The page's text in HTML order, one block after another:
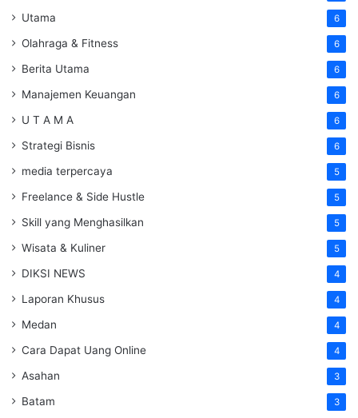
Utama 6
Olahraga & Fitness 6
Berita Utama 6
Manajemen Keuangan 6
U T A M A 6
Strategi Bisnis 6
media terpercaya 5
Freelance & Side Hustle 5
Skill yang Menghasilkan 5
Wisata & Kuliner 5
DIKSI NEWS 4
Laporan Khusus 4
Medan 4
Cara Dapat Uang Online 4
Asahan 3
Batam 3